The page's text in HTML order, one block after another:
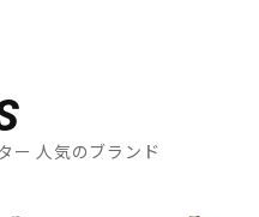
ー 人気のブランド